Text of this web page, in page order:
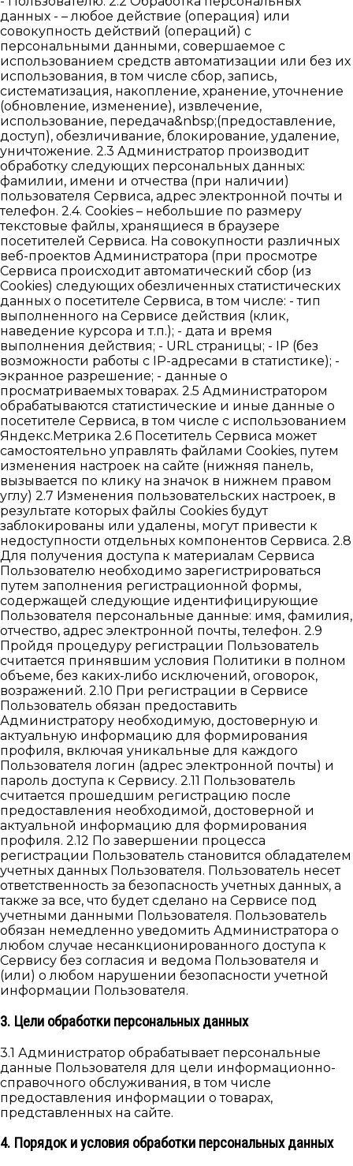
данных - – любое действие (операция) или
совокупность действий (операций) с
персональными данными, совершаемое с
использованием средств автоматизации или без их
использования, в том числе сбор, запись,
систематизация, накопление, хранение, уточнение
(обновление, изменение), извлечение,
использование, передача&nbsp;(предоставление,
доступ), обезличивание, блокирование, удаление,
уничтожение. 2.3 Администратор производит
обработку следующих персональных данных:
фамилии, имени и отчества (при наличии)
пользователя Сервиса, адрес электронной почты и
телефон. 2.4. Cookies – небольшие по размеру
текстовые файлы, хранящиеся в браузере
посетителей Сервиса. На совокупности различных
веб-проектов Администратора (при просмотре
Сервиса происходит автоматический сбор (из
Cookies) следующих обезличенных статистических
данных о посетителе Сервиса, в том числе: - тип
выполненного на Сервисе действия (клик,
наведение курсора и т.п.); - дата и время
выполнения действия; - URL страницы; - IP (без
возможности работы с IP-адресами в статистике); -
экранное разрешение; - данные о
просматриваемых товарах. 2.5 Администратором
обрабатываются статистические и иные данные о
посетителе Сервиса, в том числе с использованием
Яндекс.Метрика 2.6 Посетитель Сервиса может
самостоятельно управлять файлами Cookies, путем
изменения настроек на сайте (нижняя панель,
вызывается по клику на значок в нижнем правом
углу) 2.7 Изменения пользовательских настроек, в
результате которых файлы Cookies будут
заблокированы или удалены, могут привести к
недоступности отдельных компонентов Сервиса. 2.8
Для получения доступа к материалам Сервиса
Пользователю необходимо зарегистрироваться
путем заполнения регистрационной формы,
содержащей следующие идентифицирующие
Пользователя персональные данные: имя, фамилия,
отчество, адрес электронной почты, телефон. 2.9
Пройдя процедуру регистрации Пользователь
считается принявшим условия Политики в полном
объеме, без каких-либо исключений, оговорок,
возражений. 2.10 При регистрации в Сервисе
Пользователь обязан предоставить
Администратору необходимую, достоверную и
актуальную информацию для формирования
профиля, включая уникальные для каждого
Пользователя логин (адрес электронной почты) и
пароль доступа к Сервису. 2.11 Пользователь
считается прошедшим регистрацию после
предоставления необходимой, достоверной и
актуальной информацию для формирования
профиля. 2.12 По завершении процесса
регистрации Пользователь становится обладателем
учетных данных Пользователя. Пользователь несет
ответственность за безопасность учетных данных, а
также за все, что будет сделано на Сервисе под
учетными данными Пользователя. Пользователь
обязан немедленно уведомить Администратора о
любом случае несанкционированного доступа к
Сервису без согласия и ведома Пользователя и
(или) о любом нарушении безопасности учетной
информации Пользователя.
3. Цели обработки персональных данных
3.1 Администратор обрабатывает персональные
данные Пользователя для цели информационно-
справочного обслуживания, в том числе
предоставления информации о товарах,
представленных на сайте.
4. Порядок и условия обработки персональных данных